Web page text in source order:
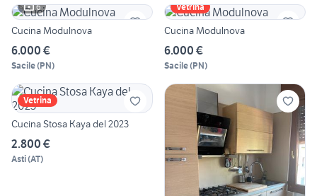
6
Cucina Modulnova
6.000 €
Sacile(PN)
Vetrina
Cucina Modulnova
6.000 €
Sacile(PN)
Vetrina
Cucina Stosa Kaya del 2023
2.800 €
Asti(AT)